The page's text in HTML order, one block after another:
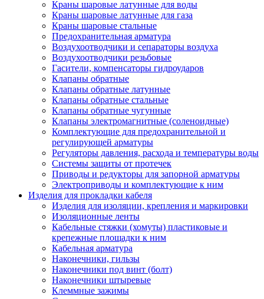
Краны шаровые латунные для воды
Краны шаровые латунные для газа
Краны шаровые стальные
Предохранительная арматура
Воздухоотводчики и сепараторы воздуха
Воздухоотводчики резьбовые
Гасители, компенсаторы гидроударов
Клапаны обратные
Клапаны обратные латунные
Клапаны обратные стальные
Клапаны обратные чугунные
Клапаны электромагнитные (соленоидные)
Комплектующие для предохранительной и
регулирующей арматуры
Регуляторы давления, расхода и температуры воды
Системы защиты от протечек
Приводы и редукторы для запорной арматуры
Электроприводы и комплектующие к ним
Изделия для прокладки кабеля
Изделия для изоляции, крепления и маркировки
Изоляционные ленты
Кабельные стяжки (хомуты) пластиковые и
крепежные площадки к ним
Кабельная арматура
Наконечники, гильзы
Наконечники под винт (болт)
Наконечники штыревые
Клеммные зажимы